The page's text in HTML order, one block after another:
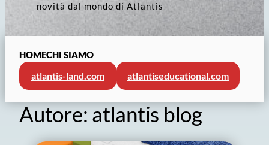
novità dal mondo di Atlantis
HOMECHI SIAMO
atlantis-land.com atlantiseducational.com
Autore: atlantis blog